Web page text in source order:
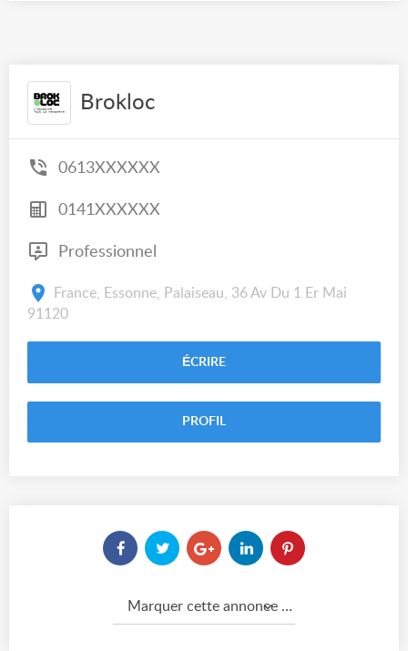
Brokloc
0613XXXXXX
0141XXXXXX
Professionnel
France, Essonne, Palaiseau, 36 Av Du 1 Er Mai
91120
ÉCRIRE
PROFIL
Marquer cette annonce comme...